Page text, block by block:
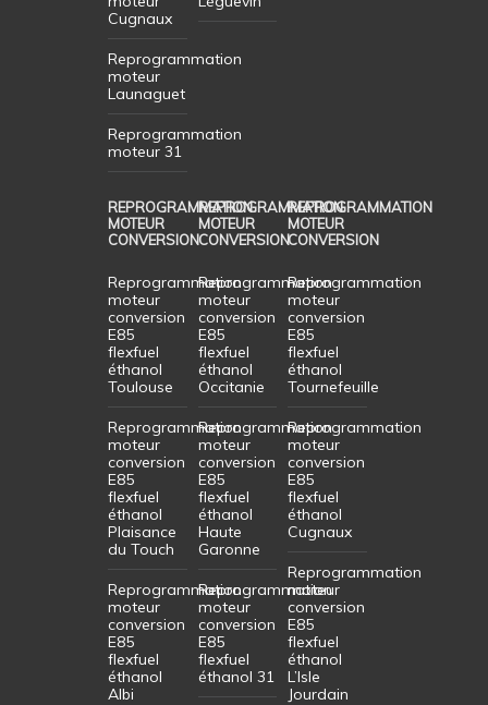
Cugnaux
Reprogrammation
moteur
Launaguet
Reprogrammation
moteur 31
REPROGRAMMATION
MOTEUR
CONVERSION
Reprogrammation
moteur
conversion
E85
flexfuel
éthanol
Toulouse
Reprogrammation
moteur
conversion
E85
flexfuel
éthanol
Plaisance
du Touch
Reprogrammation
moteur
conversion
E85
flexfuel
éthanol
Albi
REPROGRAMMATION
MOTEUR
CONVERSION
Reprogrammation
moteur
conversion
E85
flexfuel
éthanol
Occitanie
Reprogrammation
moteur
conversion
E85
flexfuel
éthanol
Haute
Garonne
Reprogrammation
moteur
conversion
E85
flexfuel
éthanol 31
REPROGRAMMATION
MOTEUR
CONVERSION
Reprogrammation
moteur
conversion
E85
flexfuel
éthanol
Tournefeuille
Reprogrammation
moteur
conversion
E85
flexfuel
éthanol
Cugnaux
Reprogrammation
moteur
conversion
E85
flexfuel
éthanol
L’Isle
Jourdain